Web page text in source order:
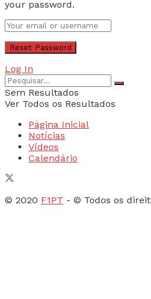
your password.
Log In
Sem Resultados
Ver Todos os Resultados
Página Inicial
Notícias
Vídeos
Calendário
© 2020 F1PT - © Todos os